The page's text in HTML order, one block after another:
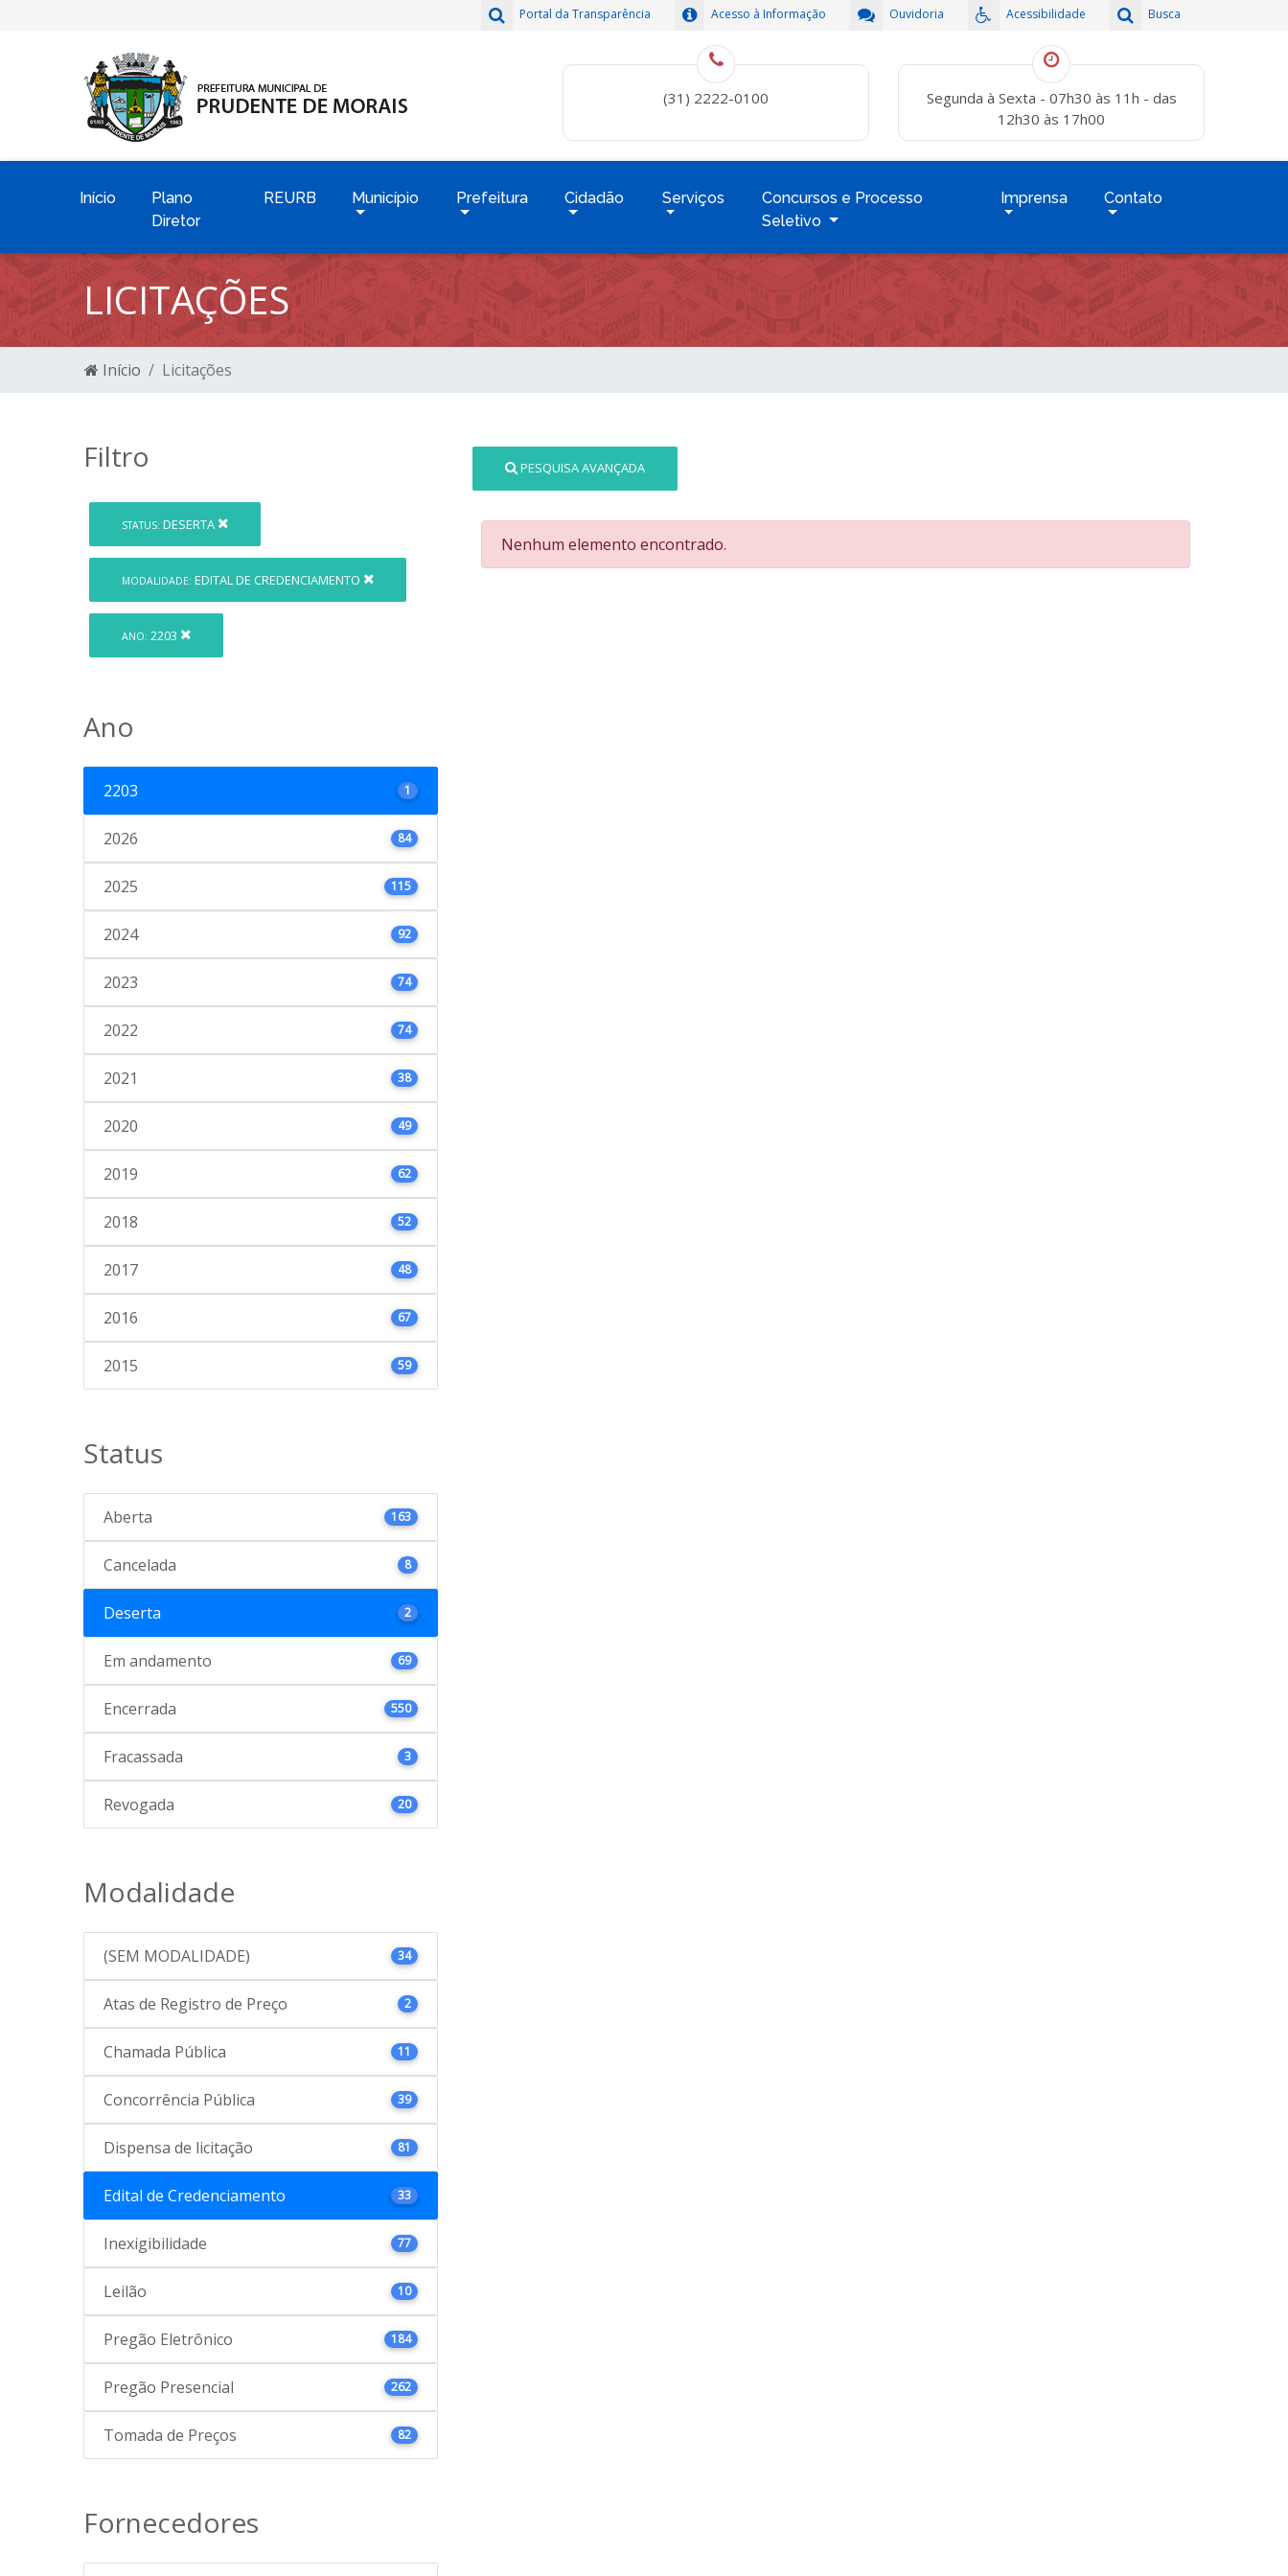
Busca
Acessibilidade
Ouvidoria
Acesso à Informação
Portal da Transparência
(31) 2222-0100
Segunda à Sexta - 07h30 às 11h - das
12h30 às 17h00
Início
Plano
Diretor
REURB Município Prefeitura Cidadão Serviços
Concursos e Processo
Seletivo
Imprensa Contato
LICITAÇÕES
Início Licitações
Filtro
STATUS: DESERTA
MODALIDADE: EDITAL DE CREDENCIAMENTO
ANO: 2203
Ano
2203 1
2026 84
2025 115
2024 92
2023 74
2022 74
2021 38
2020 49
2019 62
2018 52
2017 48
2016 67
2015 59
Status
Aberta 163
Cancelada 8
Deserta 2
Em andamento 69
Encerrada 550
Fracassada 3
Revogada 20
Modalidade
(SEM MODALIDADE) 34
Atas de Registro de Preço 2
Chamada Pública 11
Concorrência Pública 39
Dispensa de licitação 81
Edital de Credenciamento 33
Inexigibilidade 77
Leilão 10
Pregão Eletrônico 184
Pregão Presencial 262
Tomada de Preços 82
Fornecedores
PESQUISA AVANÇADA
Nenhum elemento encontrado.